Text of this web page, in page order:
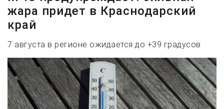
жара придет в Краснодарский
край
7 августа в регионе ожидается до +39 градусов